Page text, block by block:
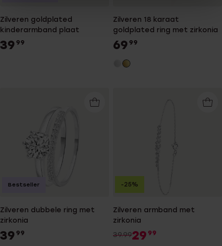
Zilveren goldplated
kinderarmband plaat
39 99
Zilveren 18 karaat
goldplated ring met zirkonia
69 99
Zilveren dubbele ring met
zirkonia
39 99
Bestseller
Zilveren armband met
zirkonia
39.9929 99
-25%